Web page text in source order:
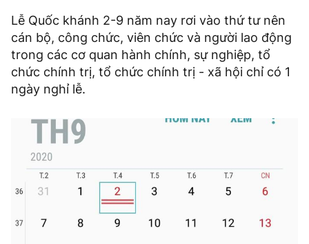
Lễ Quốc khánh 2-9 năm nay rơi vào thứ tư nên
cán bộ, công chức, viên chức và người lao động
trong các cơ quan hành chính, sự nghiệp, tổ
chức chính trị, tổ chức chính trị - xã hội chỉ có 1
ngày nghỉ lễ.